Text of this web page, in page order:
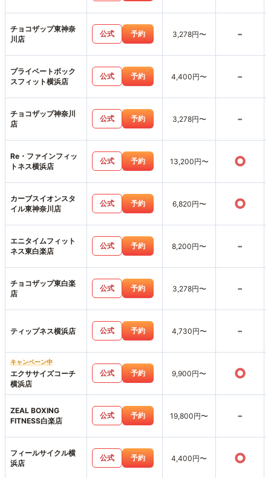
チョコザップ東神奈
川店
公式 予約 3,278円〜 -
プライベートボック
スフィット横浜店
公式 予約 4,400円〜 -
チョコザップ神奈川
店
公式 予約 3,278円〜 -
Re・ファインフィッ
トネス横浜店
公式 予約 13,200円〜 ○
カーブスイオンスタ
イル東神奈川店
公式 予約 6,820円〜 ○
エニタイムフィット
ネス東白楽店
公式 予約 8,200円〜 -
チョコザップ東白楽
店
公式 予約 3,278円〜 -
ティップネス横浜店 公式 予約 4,730円〜 -
キャンペーン中
エクササイズコーチ
横浜店
公式 予約 9,900円〜 ○
ZEAL BOXING
FITNESS白楽店
公式 予約 19,800円〜 -
フィールサイクル横
浜店
公式 予約 4,400円〜 ○